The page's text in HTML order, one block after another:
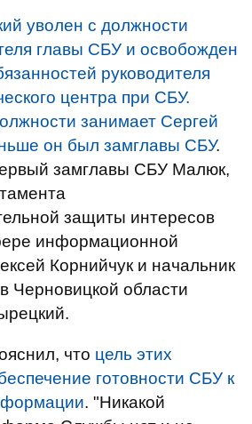
уволен с должности
главы СБУ и освобожден
руководителя
центра при СБУ.
занимает Сергей
он был замглавы СБУ.
замглавы СБУ Малюк,
защиты интересов
информационной
Корнийчук и начальник
Черновицкой области
что цель этих
готовности СБУ к
. "Никакой